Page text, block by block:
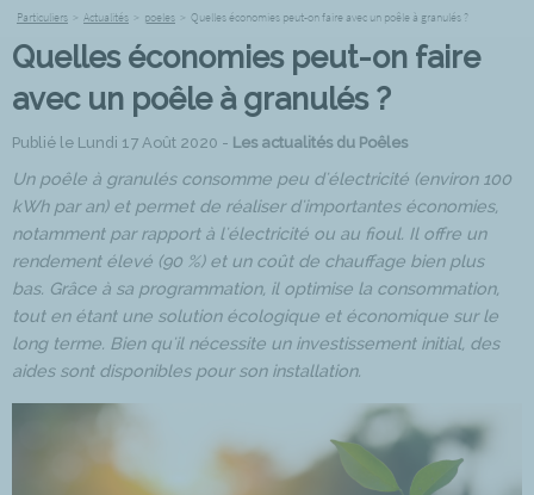
Particuliers > Actualités > poeles > Quelles économies peut-on faire avec un poêle à granulés ?
Quelles économies peut-on faire
avec un poêle à granulés ?
Publié le Lundi 17 Août 2020 - Les actualités du Poêles
Un poêle à granulés consomme peu d'électricité (environ 100
kWh par an) et permet de réaliser d'importantes économies,
notamment par rapport à l'électricité ou au fioul. Il offre un
rendement élevé (90 %) et un coût de chauffage bien plus
bas. Grâce à sa programmation, il optimise la consommation,
tout en étant une solution écologique et économique sur le
long terme. Bien qu'il nécessite un investissement initial, des
aides sont disponibles pour son installation.